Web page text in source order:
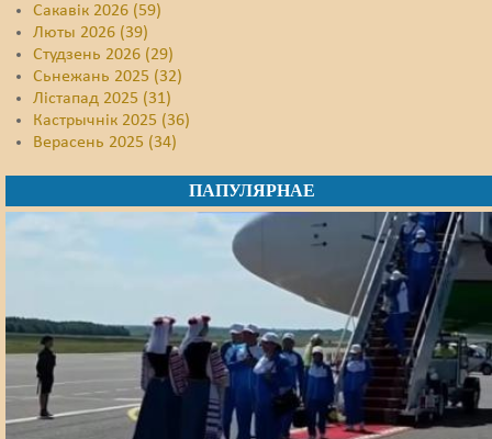
Сакавік 2026 (59)
Люты 2026 (39)
Студзень 2026 (29)
Сьнежань 2025 (32)
Лістапад 2025 (31)
Кастрычнік 2025 (36)
Верасень 2025 (34)
ПАПУЛЯРНАЕ